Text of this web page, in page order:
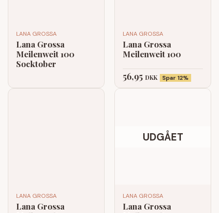
LANA GROSSA
Lana Grossa
Meilenweit 100
Socktober
LANA GROSSA
Lana Grossa
Meilenweit 100
56,95 DKK Spar 12%
LANA GROSSA
Lana Grossa
UDGÅET
LANA GROSSA
Lana Grossa